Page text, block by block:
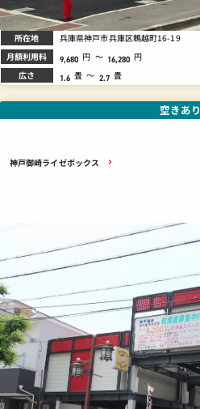
所在地 兵庫県神戸市兵庫区鵯越町16-19
月額利用料 9,680 円 ～ 16,280 円
広さ 1.6 畳 ～ 2.7 畳
神戸御崎ライゼボックス
空きあり